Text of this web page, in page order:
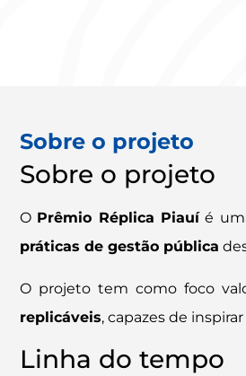
Sobre o projeto
Sobre o projeto
O Prêmio Réplica Piauíé
práticas de gestão pública
O projeto tem como foco
replicáveis, capazes de
Linha do tempo